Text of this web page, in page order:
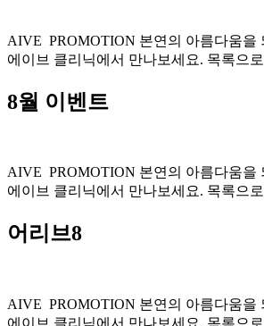
AIVE PROMOTION 본연의 아름다움을
에이브 클리닉에서 만나보세요. 목록으로
8월 이벤트
AIVE PROMOTION 본연의 아름다움을
에이브 클리닉에서 만나보세요. 목록으로
어리브8
AIVE PROMOTION 본연의 아름다움을